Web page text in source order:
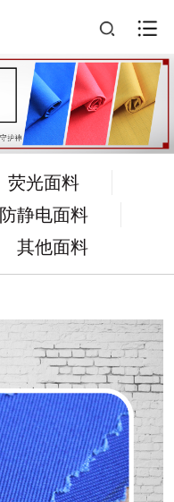
荧光面料
防静电面料
其他面料